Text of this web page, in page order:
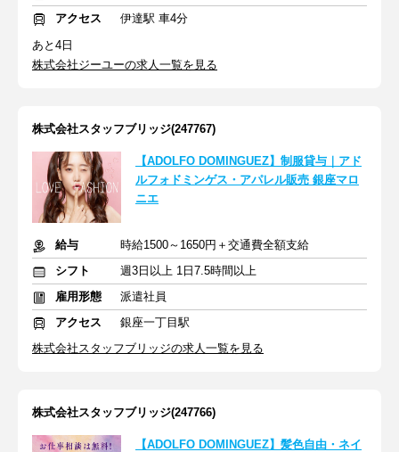
アクセス
伊達駅 車4分
あと4日
株式会社ジーユーの求人一覧を見る
株式会社スタッフブリッジ(247767)
【ADOLFO DOMINGUEZ】制服貸与｜アド
ルフォドミンゲス・アパレル販売 銀座マロ
ニエ
給与
時給1500～1650円＋交通費全額支給
シフト
週3日以上 1日7.5時間以上
雇用形態
派遣社員
アクセス
銀座一丁目駅
株式会社スタッフブリッジの求人一覧を見る
株式会社スタッフブリッジ(247766)
【ADOLFO DOMINGUEZ】髪色自由・ネイ